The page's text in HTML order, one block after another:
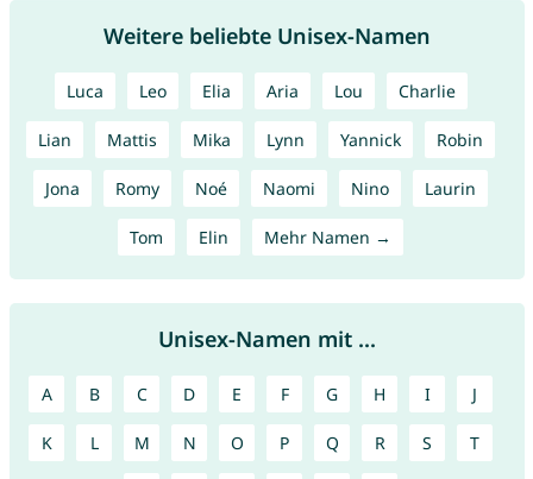
Weitere beliebte Unisex-Namen
Luca Leo Elia Aria Lou Charlie
Lian Mattis Mika Lynn Yannick Robin
Jona Romy Noé Naomi Nino Laurin
Tom Elin Mehr Namen →
Unisex-Namen mit ...
A B C D E F G H I J
K L M N O P Q R S T